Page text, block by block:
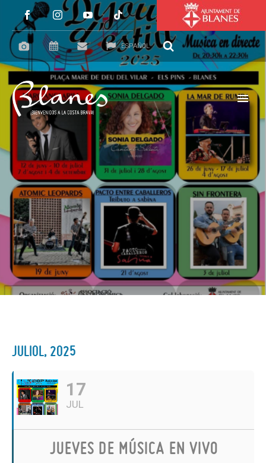
ESPAÑOL
JULIOL, 2025
17
JUL
JUEVES DE MÚSICA EN VIVO